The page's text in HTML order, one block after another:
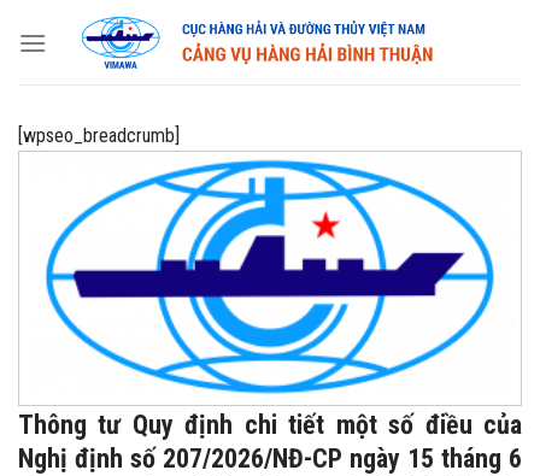
[wpseo_breadcrumb]
Thông tư Quy định chi tiết một số điều của
Nghị định số 207/2026/NĐ-CP ngày 15 tháng 6